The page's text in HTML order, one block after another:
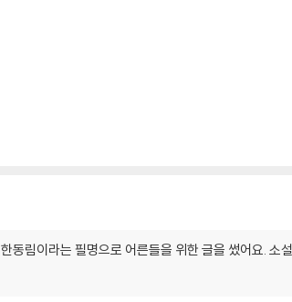
동림이라는 필명으로 어른들을 위한 글을 썼어요.